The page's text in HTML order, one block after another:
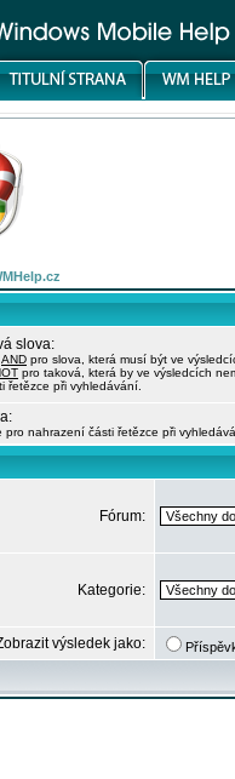
slova:
AND pro slova, která musí být ve
pro taková, která by ve výsledcích
řetězce při vyhledávání.
pro nahrazení části řetězce při
Fórum:
Kategorie:
výsledek jako: